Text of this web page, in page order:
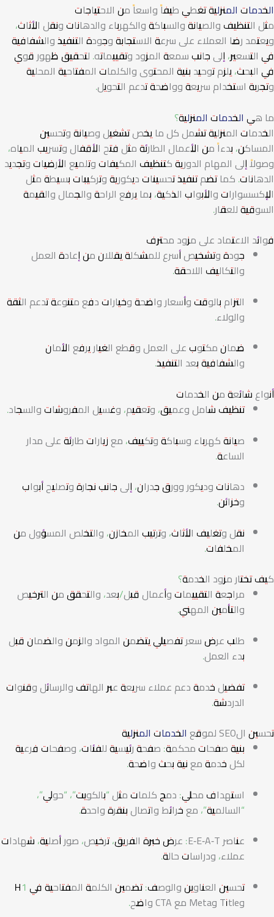
الخدمات المنزليةتغطي طيفاً واسعاً من الاحتياجات
مثل التنظيف والصيانة والسباكة والكهرباء والدهانات ونقل الأثاث،
ويعتمد رضا العملاء على سرعة الاستجابة وجودة التنفيذ والشفافية
في التسعير، إلى جانب سمعة المزود وتقييماته. لتحقيق ظهور قوي
في البحث، يلزم توحيد بنية المحتوى والكلمات المفتاحية المحلية
وتجربة استخدام سريعة وواضحة تدعم التحويل.
ما هي الخدمات المنزلية؟
الخدمات المنزلية تشمل كل ما يخص تشغيل وصيانة وتحسين
المساكن، بدءاً من الأعمال الطارئة مثل فتح الأقفال وتسريب المياه،
وصولاً إلى المهام الدورية كتنظيف المكيفات وتلميع الأرضيات وتجديد
الدهانات. كما تضم تنفيذ تحسينات ديكورية وتركيبات بسيطة مثل
الإكسسوارات والأبواب الذكية، بما يرفع الراحة والجمال والقيمة
السوقية للعقار.
فوائد الاعتماد على مزود محترف
جودة وتشخيص أسرع للمشكلة يقللان من إعادة العمل
والتكاليف اللاحقة.
التزام بالوقت وأسعار واضحة وخيارات دفع متنوعة تدعم الثقة
والولاء.
ضمان مكتوب على العمل وقطع الغيار يرفع الأمان
والشفافية بعد التنفيذ.
أنواع شائعة من الخدمات
تنظيف شامل وعميق، وتعقيم، وغسيل المفروشات والسجاد.
صيانة كهرباء وسباكة وتكييف، مع زيارات طارئة على مدار
الساعة.
دهانات وديكور وورق جدران، إلى جانب نجارة وتصليح أبواب
وخزائن.
نقل وتغليف الأثاث، وترتيب المخازن، والتخلص المسؤول من
المخلفات.
كيف تختار مزود الخدمة؟
مراجعة التقييمات وأعمال قبل/بعد، والتحقق من الترخيص
والتأمين المهني.
طلب عرض سعر تفصيلي يتضمن المواد والزمن والضمان قبل
بدء العمل.
تفضيل خدمة دعم عملاء سريعة عبر الهاتف والرسائل وقنوات
الدردشة.
تحسين الSEO لموقع
الخدمات المنزلية
بنية صفحات محكمة: صفحة رئيسية للفئات، وصفحات فرعية
لكل خدمة مع نية بحث واضحة.
استهداف محلي: دمج كلمات مثل “بالكويت”، “حولي”،
“السالمية”، مع خرائط واتصال بنقرة واحدة.
عناصر E‑E‑A‑T: عرض خبرة الفريق، ترخيص، صور أصلية، شهادات
عملاء، ودراسات حالة.
تحسين العناوين والوصف: تضمين الكلمة المفتاحية في H1
وTitle وMeta مع CTA واضح.